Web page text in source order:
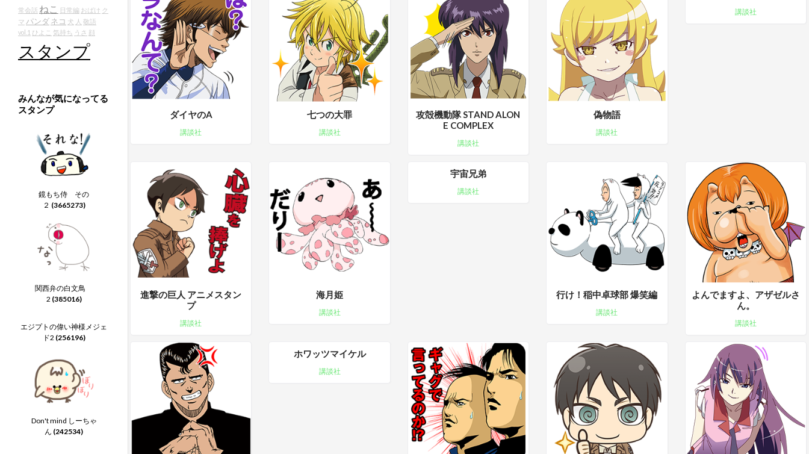
ダイヤのA
講談社
七つの大罪
講談社
攻殻機動隊 STAND ALON
E COMPLEX
講談社
偽物語
講談社
講談社
進撃の巨人 アニメスタン
プ
講談社
海月姫
講談社
宇宙兄弟
講談社
行け！稲中卓球部 爆笑編
講談社
よんでますよ、アザゼルさ
ん。
講談社
ホワッツマイケル
講談社
常会話 ねこ 日常編 おばけ ク
マ パンダ ネコ 犬 人 敬語
vol.1 ひよこ 気持ち うさ 顔
スタンプ
みんなが気になってる
スタンプ
鏡もち侍 その
２ (3665273)
関西弁の白文鳥
2 (385016)
エジプトの偉い神様メジェ
ド2 (256196)
Don't mind しーちゃ
ん (242534)